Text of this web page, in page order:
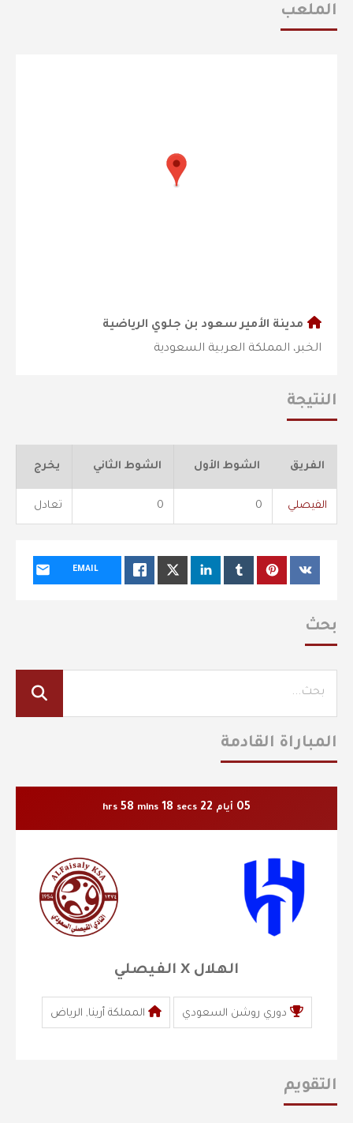
الملعب
مدينة الأمير سعود بن جلوي الرياضية
الخبر، المملكة العربية السعودية
النتيجة
الفريق الشوط الأول الشوط الثاني يخرج
الفيصلي 0
0 تعادل
EMAIL
بحث
المباراة القادمة
05 أيام 22
hrs 58 mins 17 secs
الهلال X الفيصلي
دوري روشن السعودي المملكة أرينا, الرياض
التقويم